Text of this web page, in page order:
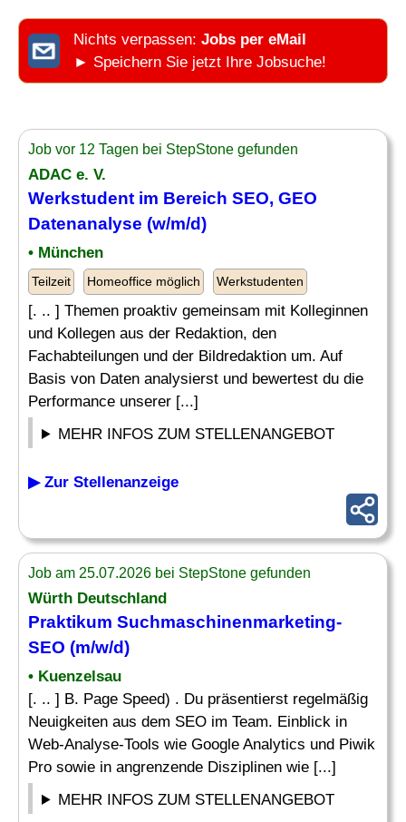
Nichts verpassen: Jobs per eMail
► Speichern Sie jetzt Ihre Jobsuche!
Job vor 12 Tagen bei StepStone gefunden
ADAC e. V.
Werkstudent im Bereich SEO, GEO
Datenanalyse (w/m/d)
• München
Teilzeit Homeoffice möglich Werkstudenten
[. .. ] Themen proaktiv gemeinsam mit Kolleginnen
und Kollegen aus der Redaktion, den
Fachabteilungen und der Bildredaktion um. Auf
Basis von Daten analysierst und bewertest du die
Performance unserer [...]
MEHR INFOS ZUM STELLENANGEBOT
▶ Zur Stellenanzeige
Job am 25.07.2026 bei StepStone gefunden
Würth Deutschland
Praktikum Suchmaschinenmarketing-
SEO (m/w/d)
• Kuenzelsau
[. .. ] B. Page Speed) . Du präsentierst regelmäßig
Neuigkeiten aus dem SEO im Team. Einblick in
Web-Analyse-Tools wie Google Analytics und Piwik
Pro sowie in angrenzende Disziplinen wie [...]
MEHR INFOS ZUM STELLENANGEBOT